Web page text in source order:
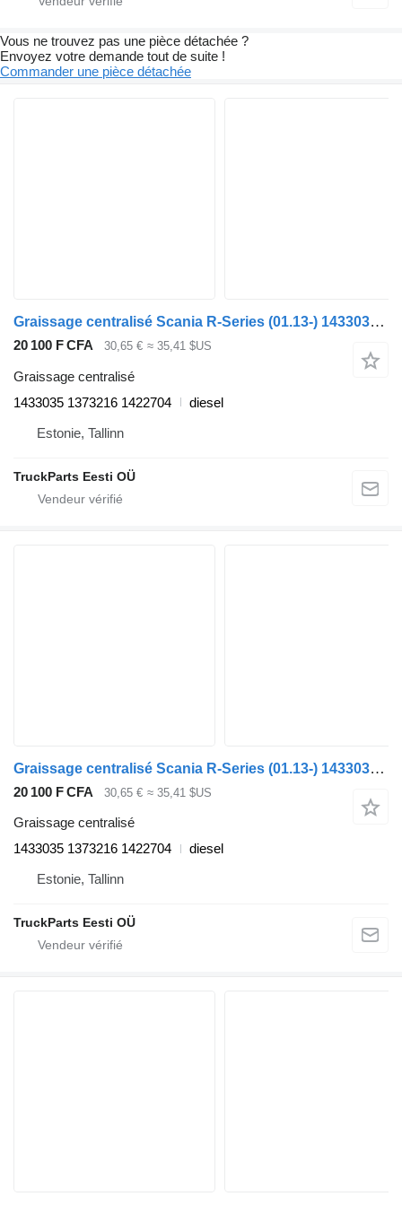
Vous ne trouvez pas une pièce détachée ?
Envoyez votre demande tout de suite !
Commander une pièce détachée
Graissage centralisé Scania R-Series (01.13-) 1433035 pour tracteur routier Scania P,G,R,T-series (2004-2017)
20 100 F CFA 30,65 € ≈ 35,41 $US
Graissage centralisé
1433035 1373216 1422704
diesel
Estonie, Tallinn
TruckParts Eesti OÜ
Graissage centralisé Scania R-Series (01.13-) 1433035 pour tracteur routier Scania P,G,R,T-series (2004-2017)
20 100 F CFA 30,65 € ≈ 35,41 $US
Graissage centralisé
1433035 1373216 1422704
diesel
Estonie, Tallinn
TruckParts Eesti OÜ